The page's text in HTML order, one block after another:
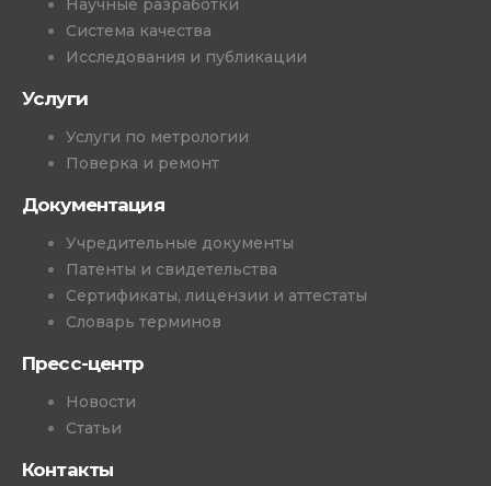
Научные разработки
Система качества
Исследования и публикации
Услуги
Услуги по метрологии
Поверка и ремонт
Документация
Учредительные документы
Патенты и свидетельства
Сертификаты, лицензии и аттестаты
Словарь терминов
Пресс-центр
Новости
Статьи
Контакты